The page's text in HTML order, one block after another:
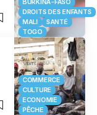
BURKINA-FASO
DROITS DES ENFANTS
MALI
SANTÉ
TOGO
COMMERCE
CULTURE
ECONOMIE
PÊCHE